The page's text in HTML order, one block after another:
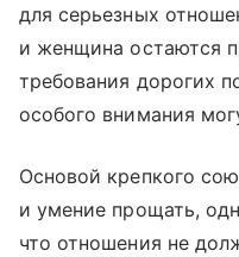
для серьезных
и женщина остаются
требования дорогих
особого внимания
Основой крепкого
и умение прощать,
что отношения не